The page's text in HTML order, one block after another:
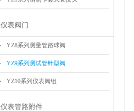
仪表阀门
YZ8系列测量管路球阀
YZ9系列测试管针型阀
YZ10系列仪表阀组
仪表管路附件